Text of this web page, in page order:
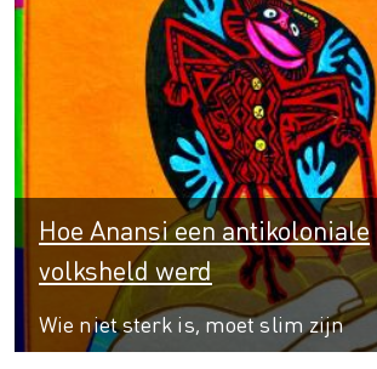
Hoe Anansi een antikoloniale
volksheld werd
Wie niet sterk is, moet slim zijn